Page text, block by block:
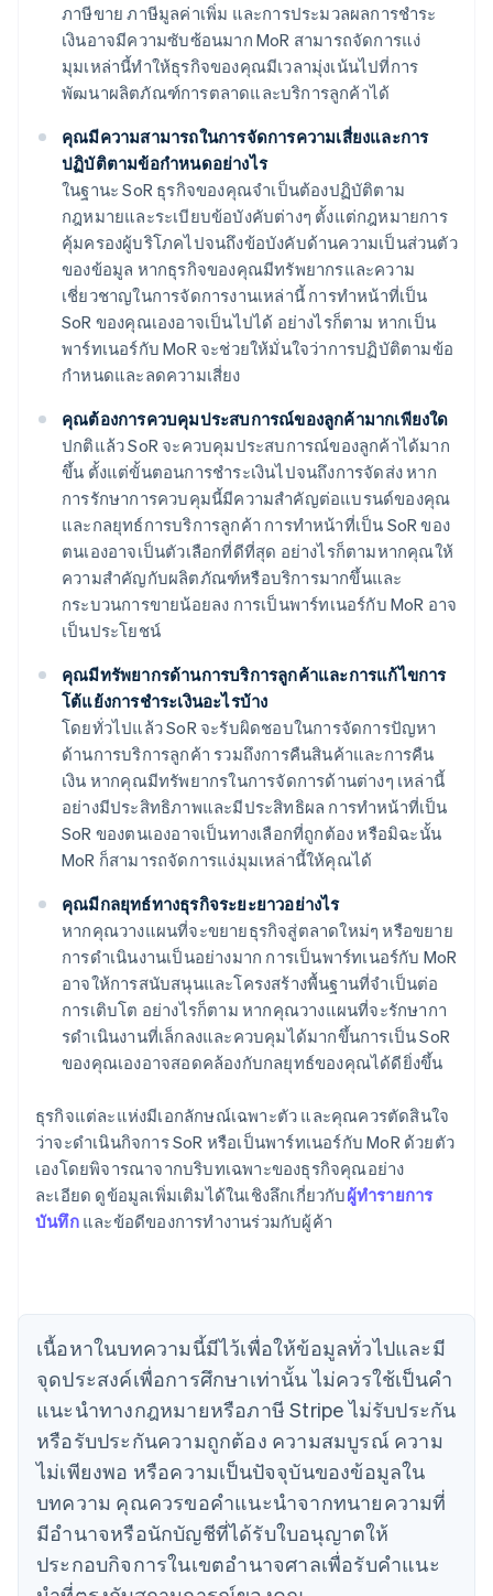
ภาษีขาย ภาษีมูลค่าเพิ่ม และการประมวลผลการชำระ
เงินอาจมีความซับซ้อนมาก MoR สามารถจัดการแง่
มุมเหล่านี้ทําให้ธุรกิจของคุณมีเวลามุ่งเน้นไปที่การ
พัฒนาผลิตภัณฑ์การตลาดและบริการลูกค้าได้
คุณมีความสามารถในการจัดการความเสี่ยงและการ
ปฏิบัติตามข้อกําหนดอย่างไร
ในฐานะ SoR ธุรกิจของคุณจําเป็นต้องปฏิบัติตาม
กฎหมายและระเบียบข้อบังคับต่างๆ ตั้งแต่กฎหมายการ
คุ้มครองผู้บริโภคไปจนถึงข้อบังคับด้านความเป็นส่วนตัว
ของข้อมูล หากธุรกิจของคุณมีทรัพยากรและความ
เชี่ยวชาญในการจัดการงานเหล่านี้ การทําหน้าที่เป็น
SoR ของคุณเองอาจเป็นไปได้ อย่างไรก็ตาม หากเป็น
พาร์ทเนอร์กับ MoR จะช่วยให้มั่นใจว่าการปฏิบัติตามข้อ
กําหนดและลดความเสี่ยง
คุณต้องการควบคุมประสบการณ์ของลูกค้ามากเพียงใด
ปกติแล้ว SoR จะควบคุมประสบการณ์ของลูกค้าได้มาก
ขึ้น ตั้งแต่ขั้นตอนการชําระเงินไปจนถึงการจัดส่ง หาก
การรักษาการควบคุมนี้มีความสำคัญต่อแบรนด์ของคุณ
และกลยุทธ์การบริการลูกค้า การทำหน้าที่เป็น SoR ของ
ตนเองอาจเป็นตัวเลือกที่ดีที่สุด อย่างไรก็ตามหากคุณให้
ความสําคัญกับผลิตภัณฑ์หรือบริการมากขึ้นและ
กระบวนการขายน้อยลง การเป็นพาร์ทเนอร์กับ MoR อาจ
เป็นประโยชน์
คุณมีทรัพยากรด้านการบริการลูกค้าและการแก้ไขการ
โต้แย้งการชําระเงินอะไรบ้าง
โดยทั่วไปแล้ว SoR จะรับผิดชอบในการจัดการปัญหา
ด้านการบริการลูกค้า รวมถึงการคืนสินค้าและการคืน
เงิน หากคุณมีทรัพยากรในการจัดการด้านต่างๆ เหล่านี้
อย่างมีประสิทธิภาพและมีประสิทธิผล การทำหน้าที่เป็น
SoR ของตนเองอาจเป็นทางเลือกที่ถูกต้อง หรือมิฉะนั้น
MoR ก็สามารถจัดการแง่มุมเหล่านี้ให้คุณได้
คุณมีกลยุทธ์ทางธุรกิจระยะยาวอย่างไร
หากคุณวางแผนที่จะขยายธุรกิจสู่ตลาดใหม่ๆ หรือขยาย
การดําเนินงานเป็นอย่างมาก การเป็นพาร์ทเนอร์กับ MoR
อาจให้การสนับสนุนและโครงสร้างพื้นฐานที่จําเป็นต่อ
การเติบโต อย่างไรก็ตาม หากคุณวางแผนที่จะรักษากา
รดําเนินงานที่เล็กลงและควบคุมได้มากขึ้นการเป็น SoR
ของคุณเองอาจสอดคล้องกับกลยุทธ์ของคุณได้ดียิ่งขึ้น
ธุรกิจแต่ละแห่งมีเอกลักษณ์เฉพาะตัว และคุณควรตัดสินใจ
ว่าจะดําเนินกิจการ SoR หรือเป็นพาร์ทเนอร์กับ MoR ด้วยตัว
เองโดยพิจารณาจากบริบทเฉพาะของธุรกิจคุณอย่าง
ละเอียด ดูข้อมูลเพิ่มเติมได้ในเชิงลึกเกี่ยวกับผู้ทํารายการ
บันทึกและข้อดีของการทํางานร่วมกับผู้ค้า
เนื้อหาในบทความนี้มีไว้เพื่อให้ข้อมูลทั่วไปและมี
จุดประสงค์เพื่อการศึกษาเท่านั้น ไม่ควรใช้เป็นคํา
แนะนําทางกฎหมายหรือภาษี Stripe ไม่รับประกัน
หรือรับประกันความถูกต้อง ความสมบูรณ์ ความ
ไม่เพียงพอ หรือความเป็นปัจจุบันของข้อมูลใน
บทความ คุณควรขอคําแนะนําจากทนายความที่
มีอํานาจหรือนักบัญชีที่ได้รับใบอนุญาตให้
ประกอบกิจการในเขตอํานาจศาลเพื่อรับคําแนะ
English
เขตบริหารพิเศษฮ่องกง ประเทศจีน
English 简体中文
แคนาดา
EnglishFrançais
โครเอเชีย
ไซปรัส
English
ญี่ปุ่น
日本語English
เดนมาร์ก
ไทย
ไทย English
นอร์เวย์
English
นิวซีแลนด์
English
เนเธอร์แลนด์